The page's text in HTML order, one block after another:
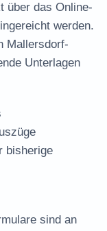
über das Online-
werden.
Mallersdorf-
Unterlagen
bisherige
sind an